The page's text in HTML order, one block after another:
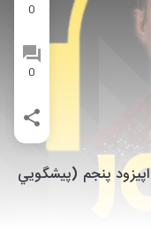
0
0
پنجم (پيشگويي